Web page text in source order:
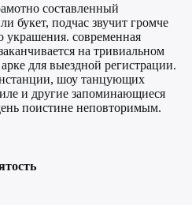
составленный
букет, подчас звучит громче
украшения. современная
на тривиальном
для выездной регистрации.
шоу танцующих
и другие запоминающиеся
поистине неповторимым.